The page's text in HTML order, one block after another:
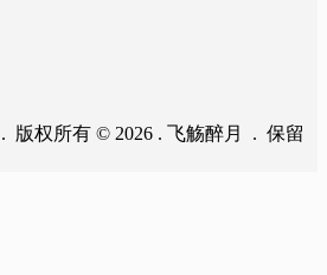
. 版权所有 © 2026 . 飞觞醉月 . 保留